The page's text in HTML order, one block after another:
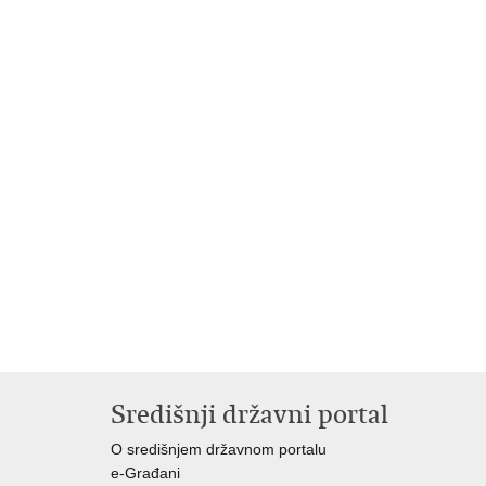
Središnji državni portal
O središnjem državnom portalu
e-Građani